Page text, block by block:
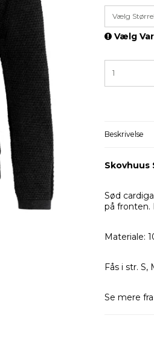
Vælg
Vælg
Beskrivelse
Skovhuus
Sød
på fronten.
Materiale:
Fås i str. S,
Se mere fra